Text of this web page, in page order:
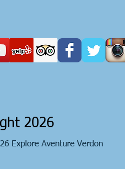
2026
Explore Aventure Verdon